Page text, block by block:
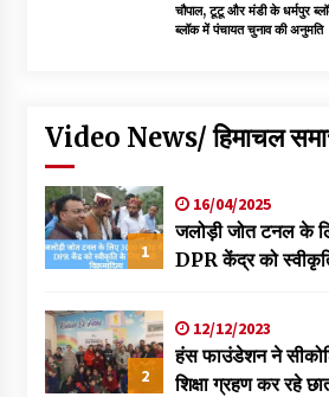
चौपाल, टूटू और मंडी के धर्मपुर
ब्लॉक में पंचायत चुनाव की अनुमति
Video News/ हिमाचल
1
16/04/2025
जलोड़ी जोत टनल के
DPR केंद्र को
2
12/12/2023
हंस फाउंडेशन ने
शिक्षा ग्रहण कर रहे